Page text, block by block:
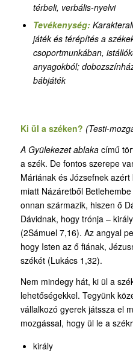
térbeli, verbális-nyelvi
Tevékenység:
játék és térépítés a
csoportmunkában,
anyagokból;
bábjáték
Ki ül a széken? (Testi-
A Gyülekezet ablakacímű
a szék. De fontos szerepe
Máriának és Józsefnek
miatt Názáretből
onnan származik, hiszen ő
Dávidnak, hogy trónja –
(2Sámuel 7,16). Az angyal
hogy Isten az ő fiának,
székét (Lukács 1,32).
Nem mindegy hát, ki ül a
lehetőségekkel. Tegyünk
vállalkozó gyerek játssza el
mozgással, hogy ül le a
király